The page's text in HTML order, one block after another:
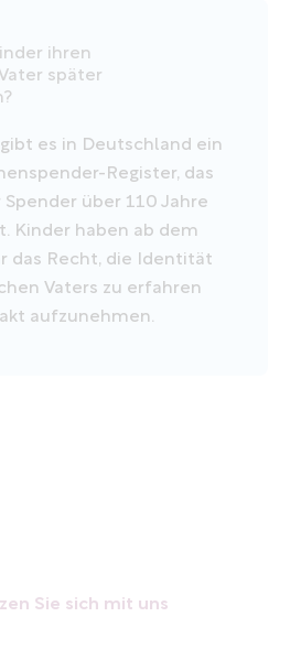
ihren
später
es in Deutschland ein
Register, das
über 110 Jahre
Kinder haben ab dem
das Recht, die Identität
Vaters zu erfahren
aufzunehmen.
Sie sich mit uns